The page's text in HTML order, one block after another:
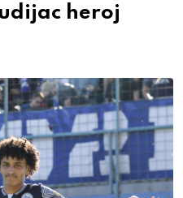
heroj